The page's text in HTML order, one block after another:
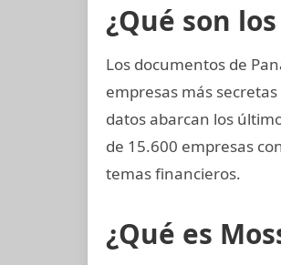
¿Qué son
Los documentos de
empresas más
datos abarcan los
de 15.600 empresas
temas financieros.
¿Qué es